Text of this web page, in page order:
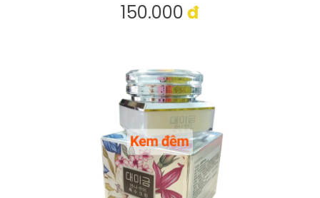
150.000đ